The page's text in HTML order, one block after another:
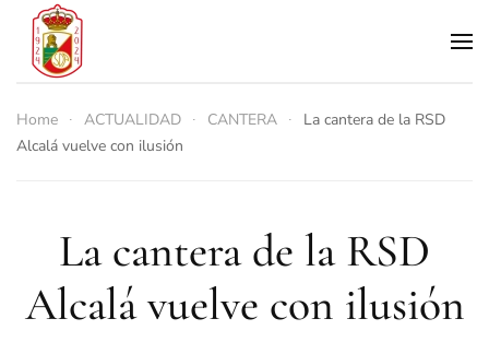
Skip to main content
Home ACTUALIDAD CANTERA
La cantera de la RSD
Alcalá vuelve con ilusión
La cantera de la RSD
Alcalá vuelve con ilusión